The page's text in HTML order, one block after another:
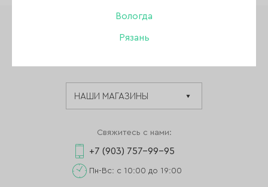
Вологда
Рязань
Свяжитесь с нами:
+7 (903) 757-99-95
Пн-Вс: с 10:00 до 19:00